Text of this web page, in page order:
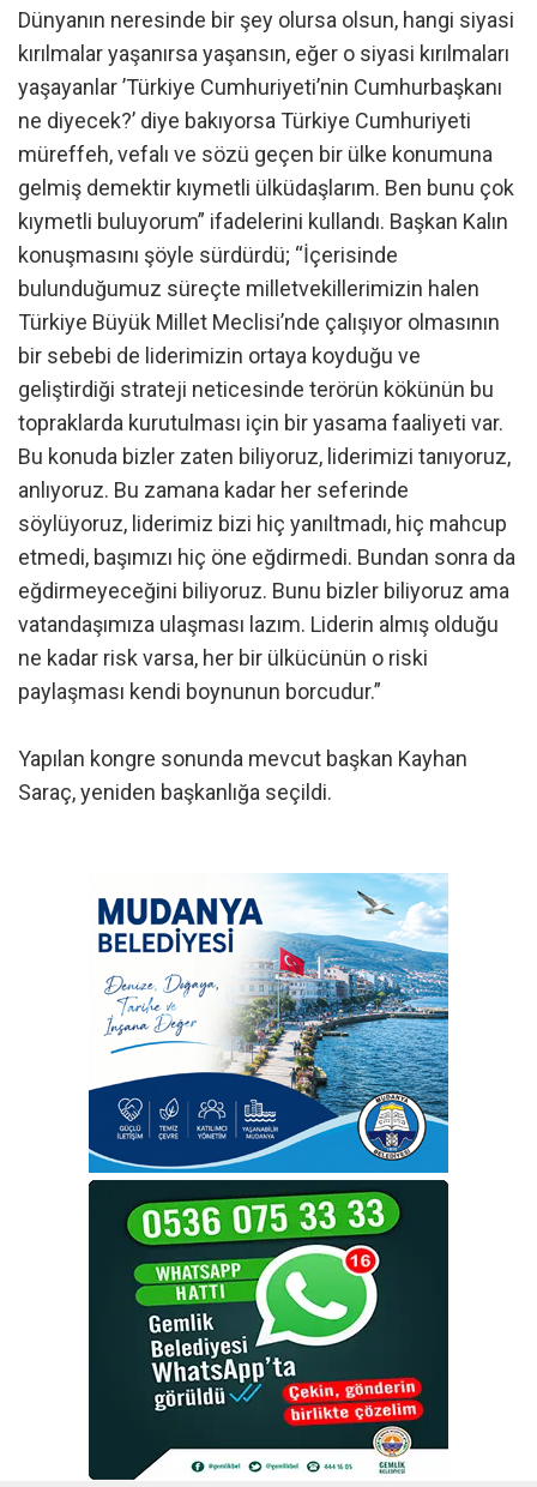
Dünyanın neresinde bir şey olursa olsun, hangi siyasi
kırılmalar yaşanırsa yaşansın, eğer o siyasi kırılmaları
yaşayanlar ’Türkiye Cumhuriyeti’nin Cumhurbaşkanı
ne diyecek?’ diye bakıyorsa Türkiye Cumhuriyeti
müreffeh, vefalı ve sözü geçen bir ülke konumuna
gelmiş demektir kıymetli ülküdaşlarım. Ben bunu çok
kıymetli buluyorum” ifadelerini kullandı. Başkan Kalın
konuşmasını şöyle sürdürdü; “İçerisinde
bulunduğumuz süreçte milletvekillerimizin halen
Türkiye Büyük Millet Meclisi’nde çalışıyor olmasının
bir sebebi de liderimizin ortaya koyduğu ve
geliştirdiği strateji neticesinde terörün kökünün bu
topraklarda kurutulması için bir yasama faaliyeti var.
Bu konuda bizler zaten biliyoruz, liderimizi tanıyoruz,
anlıyoruz. Bu zamana kadar her seferinde
söylüyoruz, liderimiz bizi hiç yanıltmadı, hiç mahcup
etmedi, başımızı hiç öne eğdirmedi. Bundan sonra da
eğdirmeyeceğini biliyoruz. Bunu bizler biliyoruz ama
vatandaşımıza ulaşması lazım. Liderin almış olduğu
ne kadar risk varsa, her bir ülkücünün o riski
paylaşması kendi boynunun borcudur.”
Yapılan kongre sonunda mevcut başkan Kayhan
Saraç, yeniden başkanlığa seçildi.